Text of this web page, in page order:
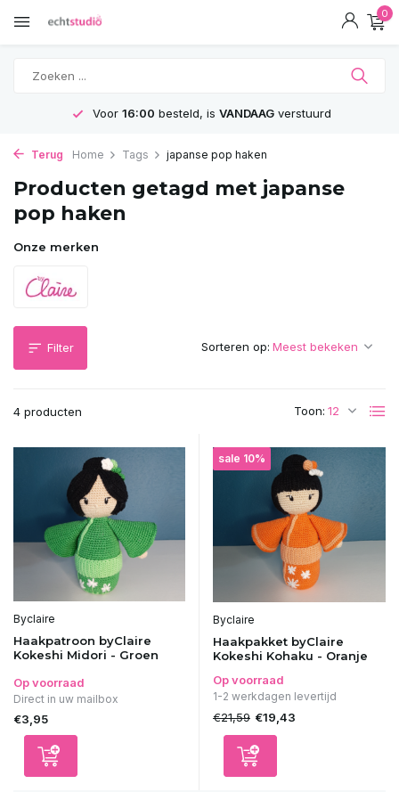
0
Voor 16:00 besteld, is VANDAAGverstuurd
Terug Home Tags japanse pop haken
Producten getagd met japanse
pop haken
Onze merken
Filter
4 producten Toon:
Sorteren op:
Byclaire
Haakpatroon byClaire
Kokeshi Midori - Groen
Op voorraad
Direct in uw mailbox
€3,95
sale 10%
Byclaire
Haakpakket byClaire
Kokeshi Kohaku - Oranje
Op voorraad
1-2 werkdagen levertijd
€21,59 €19,43